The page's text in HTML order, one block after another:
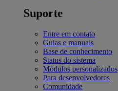
Suporte
Entre em contato
Guias e manuais
Base de conhecimento
Status do sistema
Módulos personalizados
Para desenvolvedores
Comunidade